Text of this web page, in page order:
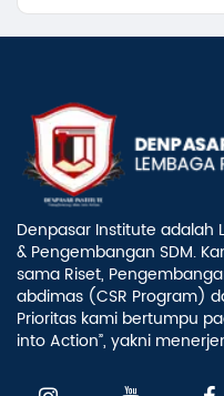
Denpasar Institute adalah
& Pengembangan SDM.
sama Riset,
abdimas (CSR Program)
Prioritas kami bertumpu
into Action”, yakni